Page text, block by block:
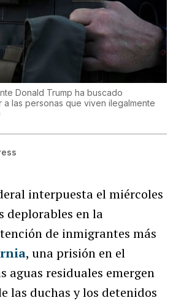
Donald Trump ha buscado
a las personas que viven ilegalmente
interpuesta el miércoles
deplorables en la
de inmigrantes más
, una prisión en el
aguas residuales emergen
las duchas y los detenidos